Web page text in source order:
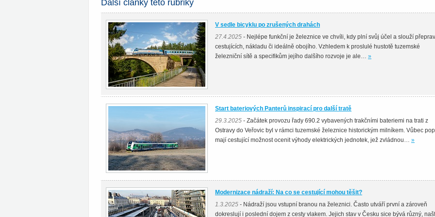
Další články této rubriky
V sedle bicyklu po zrušených drahách
27.4.2025 - Nejlépe funkční je železnice ve chvíli, kdy plní svůj účel a slouží
cestujících, nákladu či ideálně obojího. Vzhledem k proslulé hustotě tuzemské
železniční sítě a specifikům jejího dalšího rozvoje je ale… »
Start bateriových Panterů inspirací pro další tratě
29.3.2025 - Začátek provozu řady 690.2 vybavených trakčními bateriemi na trati z
Ostravy do Veřovic byl v rámci tuzemské železnice historickým milníkem. Vůbec
mají cestující možnost ocenit výhody elektrických jednotek, jež zvládnou… »
Modernizace nádraží: Na co se cestující mohou těšit?
1.3.2025 - Nádraží jsou vstupní branou na železnici. Často utváří první a zároveň
dokreslují i poslední dojem z cesty vlakem. Jejich stav v Česku sice bývá různý,